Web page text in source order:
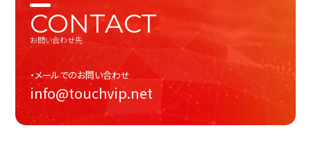
CONTACT
お問い合わせ先
・メールでのお問い合わせ
info@touchvip.net